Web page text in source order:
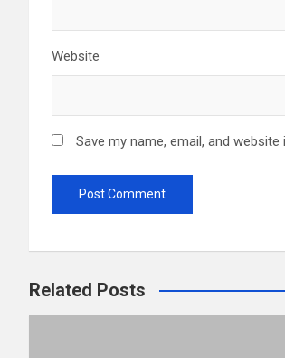
Website
Save my name, email, and
Related Posts